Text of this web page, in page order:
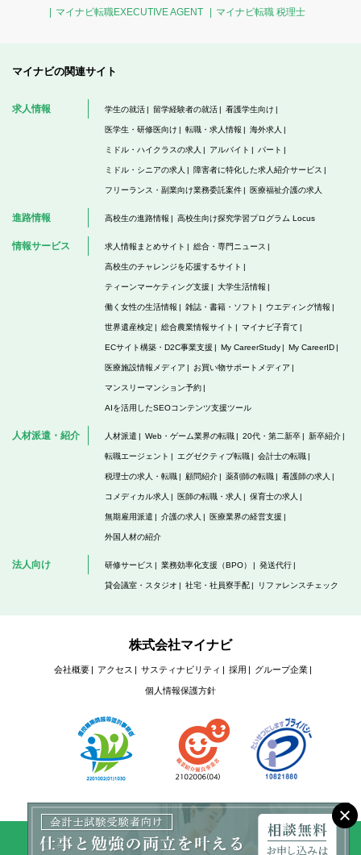
マイナビ転職EXECUTIVE AGENT
マイナビ転職 税理士
マイナビの関連サイト
求人情報 学生の就活 留学経験者の就活 看護学生向け
医学生・研修医向け 転職・求人情報 海外求人
ミドル・ハイクラスの求人 アルバイト パート
ミドル・シニアの求人 障害者に特化した求人紹介サービス
フリーランス・副業向け業務委託案件 医療福祉介護の求人
進路情報 高校生の進路情報 高校生向け探究学習プログラム Locus
情報サービス 求人情報まとめサイト 総合・専門ニュース
高校生のチャレンジを応援するサイト
ティーンマーケティング支援 大学生活情報
働く女性の生活情報 雑誌・書籍・ソフト ウエディング情報
世界遺産検定 総合農業情報サイト マイナビ子育て
ECサイト構築・D2C事業支援 My CareerStudy My CareerID
医療施設情報メディア お買い物サポートメディア
マンスリーマンション予約
AIを活用したSEOコンテンツ支援ツール
人材派遣・紹介 人材派遣 Web・ゲーム業界の転職 20代・第二新卒 新卒紹介
転職エージェント エグゼクティブ転職 会計士の転職
税理士の求人・転職 顧問紹介 薬剤師の転職 看護師の求人
コメディカル求人 医師の転職・求人 保育士の求人
無期雇用派遣 介護の求人 医療業界の経営支援
外国人材の紹介
法人向け 研修サービス 業務効率化支援（BPO） 発送代行
貸会議室・スタジオ 社宅・社員寮手配 リファレンスチェック
株式会社マイナビ
会社概要 アクセス サスティナビリティ 採用 グループ企業
個人情報保護方針